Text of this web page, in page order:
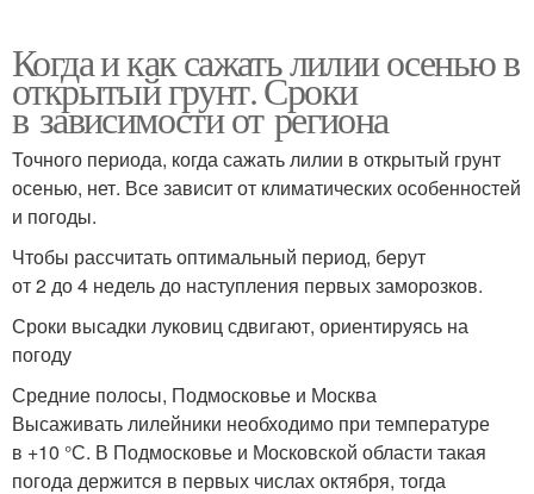
Когда и как сажать лилии осенью в
открытый грунт. Сроки
в зависимости от региона
Точного периода, когда сажать лилии в открытый грунт
осенью, нет. Все зависит от климатических особенностей
и погоды.
Чтобы рассчитать оптимальный период, берут
от 2 до 4 недель до наступления первых заморозков.
Сроки высадки луковиц сдвигают, ориентируясь на
погоду
Средние полосы, Подмосковье и Москва
Высаживать лилейники необходимо при температуре
в +10 °С. В Подмосковье и Московской области такая
погода держится в первых числах октября, тогда